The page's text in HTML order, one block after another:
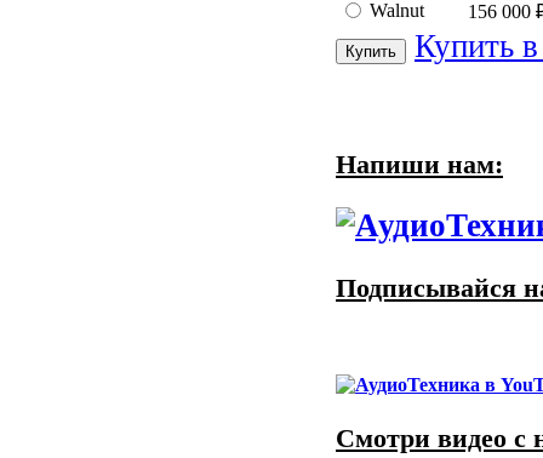
Walnut
156 000
Купить
Напиши нам:
Подписывайся
Смотри видео с